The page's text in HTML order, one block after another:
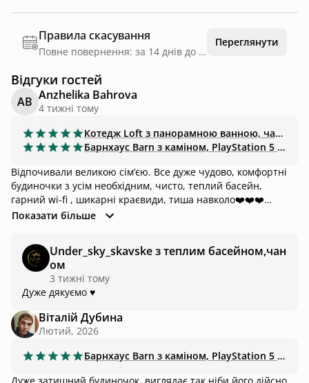
Правила скасування
Повне повернення: за 14 днів до дати заїзду
Переглянути
Відгуки гостей
AB Anzhelika Bahrova
4 тижні тому
Котедж Loft з панорамною ванною, чаном-джакузі
Барнхаус Barn з каміном, PlayStation 5 та сіткою🏔️
Відпочивали великою сімʼєю. Все дуже чудово, комфортні
будиночки з усім необхідним, чисто, теплий басейн,
гарний wi-fi , шикарні краєвиди, тиша навколо❤️❤️❤️
рекомендуємо
Показати більше
Under_sky_skavske з теплим басейном,чан
ом
3 тижні тому
Дуже дякуємо ♥️
Віталій Дубина
Лютий, 2026
Барнхаус Barn з каміном, PlayStation 5 та сіткою🏔️